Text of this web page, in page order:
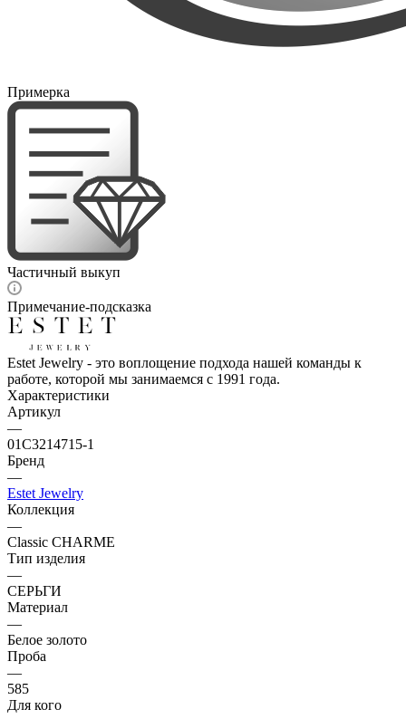
Примерка
Частичный выкуп
Примечание-подсказка
Estet Jewelry - это воплощение подхода нашей команды к
работе, которой мы занимаемся с 1991 года.
Характеристики
Артикул
—
01С3214715-1
Бренд
—
Estet Jewelry
Коллекция
—
Classic CHARME
Тип изделия
—
СЕРЬГИ
Материал
—
Белое золото
Проба
—
585
Для кого